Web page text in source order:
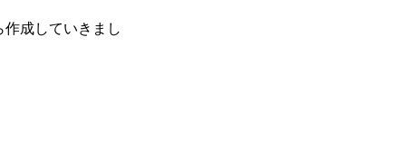
成していきまし